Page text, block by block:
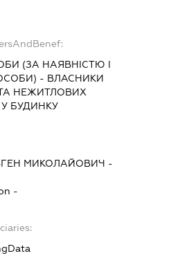
(ЗА НАЯВНІСТЮ І
- ВЛАСНИКИ
НЕЖИТЛОВИХ
БУДИНКУ
МИКОЛАЙОВИЧ -
-